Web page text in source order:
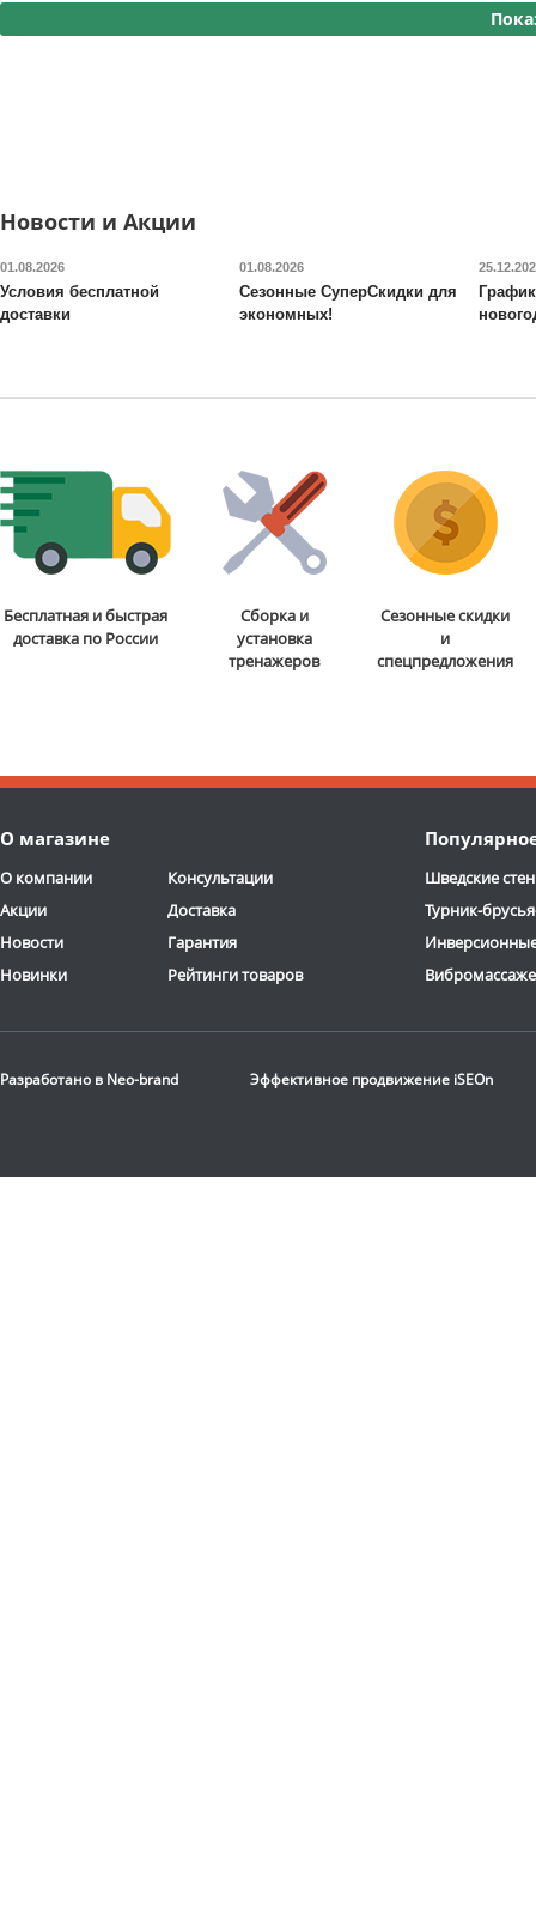
Регулировка по высоте: есть
Механизм
Регулировка
Новости и Акции
01.08.2026
Условия бесплатной
доставки
01.08.2026
Сезонные СуперСкидки для
экономных!
Бесплатная и быстрая
доставка по России
Сборка и
установка
тренажеров
Сезонные скидки
и
спецпредложения
О магазине
О компании
Акции
Новости
Новинки
Консультации
Доставка
Гарантия
Рейтинги товаров
Шведские
Турник-
Разработано в Neo-brand Эффективное продвижение iSEOn